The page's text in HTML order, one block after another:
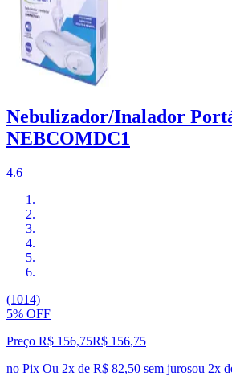
Nebulizador/Inalador
NEBCOMDC1
4.6
(1014)
5% OFF
Preço R$ 156,75R$ 156,75
no Pix Ou 2x de R$ 82,50 sem jurosou 2x